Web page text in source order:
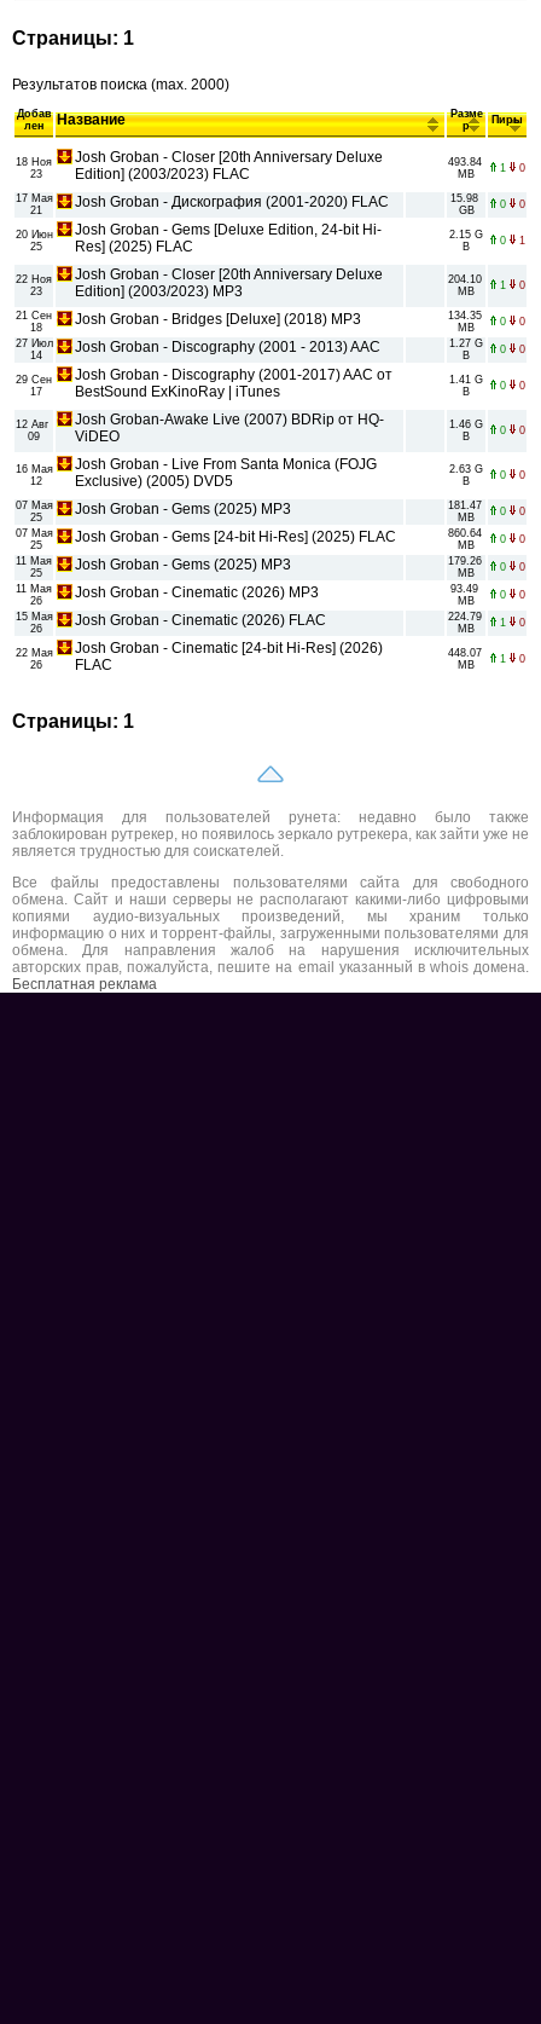
Страницы: 1
Результатов поиска (max. 2000)
Добав
лен
Название
Разме
р
Пиры
18 Ноя
23
Josh Groban - Closer [20th Anniversary Deluxe
Edition] (2003/2023) FLAC
493.84
MB
1 0
17 Мая
21
Josh Groban - Дискография (2001-2020) FLAC
15.98
GB
0 0
20 Июн
25
Josh Groban - Gems [Deluxe Edition, 24-bit Hi-
Res] (2025) FLAC
2.15 G
B
0 1
22 Ноя
23
Josh Groban - Closer [20th Anniversary Deluxe
Edition] (2003/2023) MP3
204.10
MB
1 0
21 Сен
18
Josh Groban - Bridges [Deluxe] (2018) MP3
134.35
MB
0
0
27 Июл
14
Josh Groban - Discography (2001 - 2013) AAC
1.27 G
B
0 0
29 Сен
17
Josh Groban - Discography (2001-2017) AAC от
BestSound ExKinoRay | iTunes
1.41 G
B
0 0
12 Авг
09
Josh Groban-Awake Live (2007) BDRip от HQ-
ViDEO
1.46 G
B
0 0
16 Мая
12
Josh Groban - Live From Santa Monica (FOJG
Exclusive) (2005) DVD5
2.63 G
B
0 0
07 Мая
25
Josh Groban - Gems (2025) MP3
181.47
MB
0
0
07 Мая
25
Josh Groban - Gems [24-bit Hi-Res] (2025) FLAC
860.64
MB
0
0
11 Мая
25
Josh Groban - Gems (2025) MP3
179.26
MB
0
0
11 Мая
26
Josh Groban - Cinematic (2026) MP3
93.49
MB
0
0
15 Мая
26
Josh Groban - Cinematic (2026) FLAC
224.79
MB
1 0
22 Мая
26
Josh Groban - Cinematic [24-bit Hi-Res] (2026)
FLAC
448.07
MB
1 0
Страницы: 1
Информация для пользователей рунета: недавно было также
заблокирован рутрекер, но появилось зеркало рутрекера, как зайти уже не
является трудностью для соискателей.
Все файлы предоставлены пользователями сайта для свободного
обмена. Сайт и наши серверы не располагают какими-либо цифровыми
копиями аудио-визуальных произведений, мы храним только
информацию о них и торрент-файлы, загруженными пользователями для
обмена. Для направления жалоб на нарушения исключительных
авторских прав, пожалуйста, пешите на email указанный в whois домена.
Бесплатная реклама